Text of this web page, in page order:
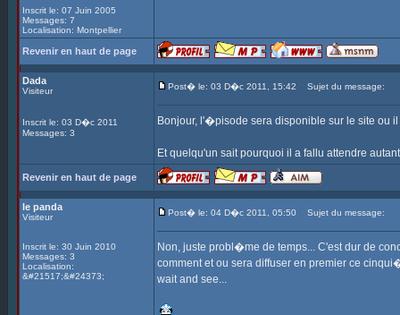
Inscrit le: 07 Juin 2005
Messages: 7
Localisation: Montpellier
Revenir en haut de page
Dada
Visiteur
Inscrit le: 03 D�c 2011
Messages: 3
Post� le: 03 D�c 2011, 15:42 Sujet du message:
Bonjour, l'�pisode sera disponible sur le site ou
Et quelqu'un sait pourquoi il a fallu attendre
Revenir en haut de page
le panda
Visiteur
Inscrit le: 30 Juin 2010
Messages: 3
Localisation:
&#21517;&#24373;
Post� le: 04 D�c 2011, 05:50 Sujet du message:
Non, juste probl�me de temps... C'est dur de
comment et ou sera diffuser en premier ce
wait and see...